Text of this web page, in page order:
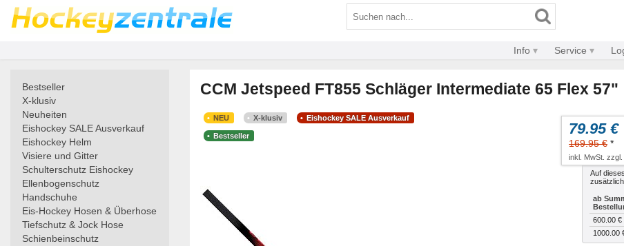
Info Service
Bestseller
X-klusiv
Neuheiten
Eishockey SALE Ausverkauf
Eishockey Helm
Visiere und Gitter
Schulterschutz Eishockey
Ellenbogenschutz
Handschuhe
Eis-Hockey Hosen & Überhose
Tiefschutz & Jock Hose
Schienbeinschutz
CCM Jetspeed FT855 Schläger Intermediate 65 Flex 57"
NEU X-klusiv Eishockey SALE Ausverkauf
Bestseller 79.95 €
169.95 € *
inkl. MwSt. zzgl.
Auf
ab
600.00 €
1000.00